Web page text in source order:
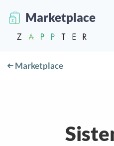
Marketplace
Marketplace